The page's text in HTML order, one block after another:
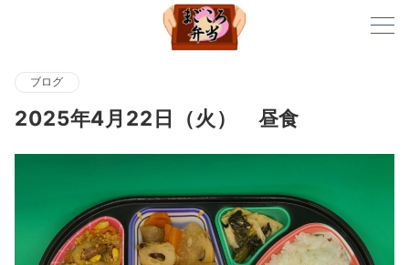
ブログ
2025年4月22日（火） 昼食